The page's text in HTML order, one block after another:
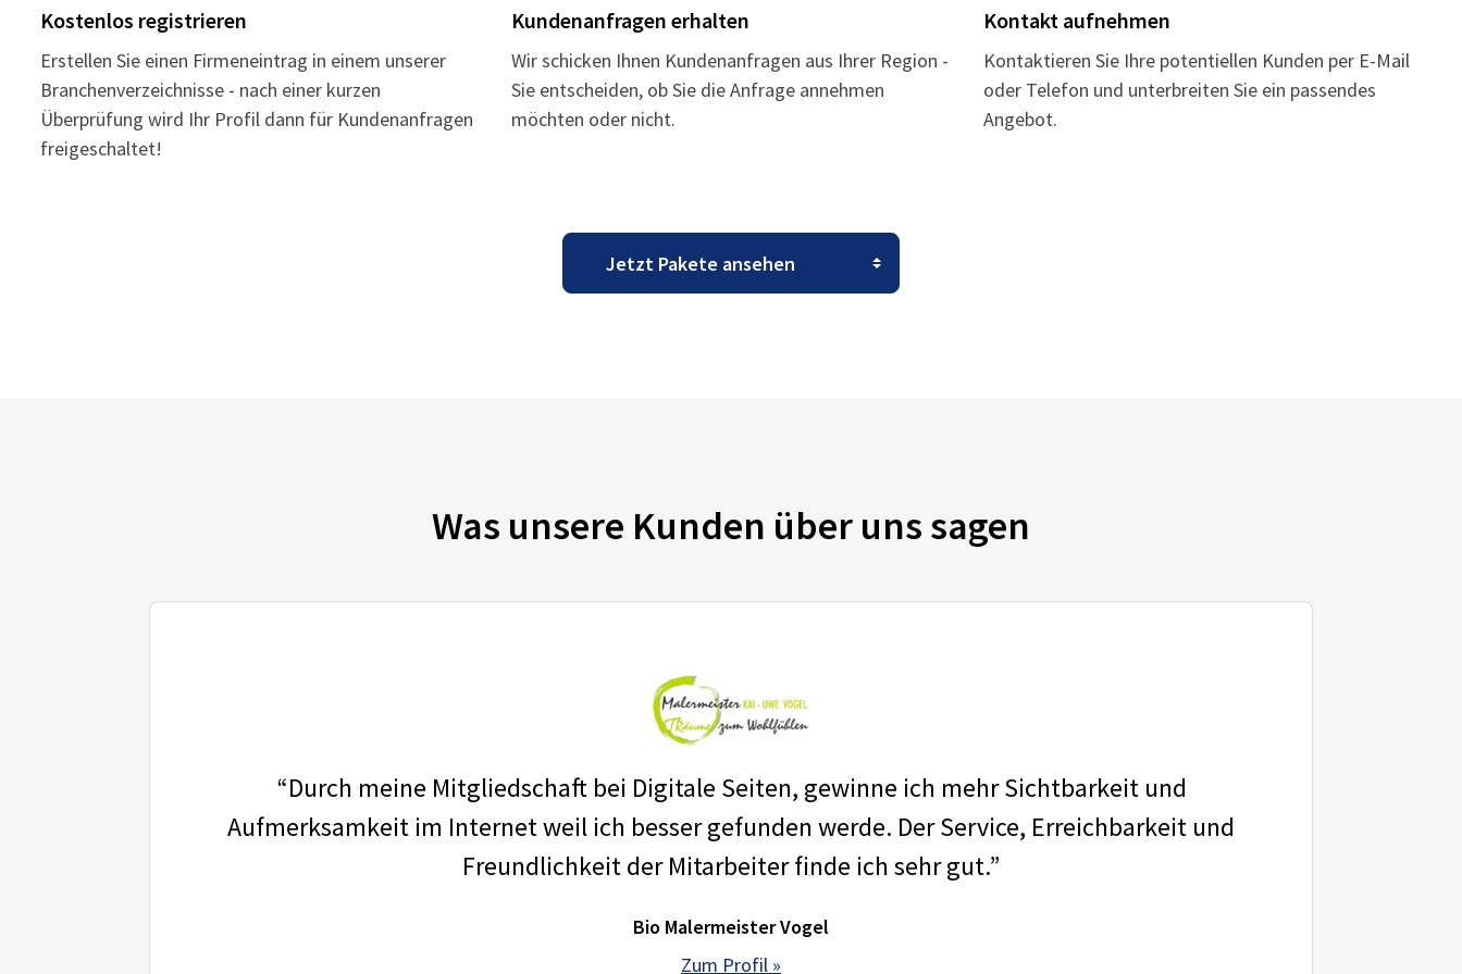
Kostenlos registrieren
Erstellen Sie einen Firmeneintrag in einem unserer
Branchenverzeichnisse - nach einer kurzen
Überprüfung wird Ihr Profil dann für Kundenanfragen
freigeschaltet!
Kundenanfragen erhalten
Wir schicken Ihnen Kundenanfragen aus Ihrer Region -
Sie entscheiden, ob Sie die Anfrage annehmen
möchten oder nicht.
Kontakt aufnehmen
Kontaktieren Sie Ihre potentiellen Kunden per E-Mail
oder Telefon und unterbreiten Sie ein passendes
Angebot.
Was unsere Kunden über uns sagen
“Durch meine Mitgliedschaft bei Digitale Seiten, gewinne ich mehr Sichtbarkeit und
Aufmerksamkeit im Internet weil ich besser gefunden werde. Der Service, Erreichbarkeit und
Freundlichkeit der Mitarbeiter finde ich sehr gut.”
Bio Malermeister Vogel
Zum Profil »